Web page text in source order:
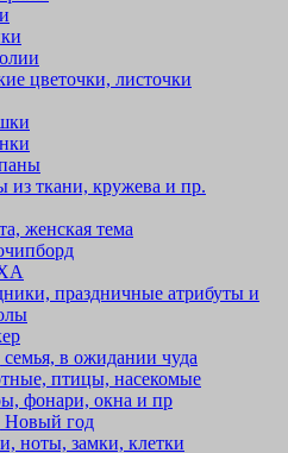
цветочки, листочки
из ткани, кружева и пр.
женская тема
праздничные атрибуты и
в ожидании чуда
птицы, насекомые
фонари, окна и пр
Новый год
ноты, замки, клетки